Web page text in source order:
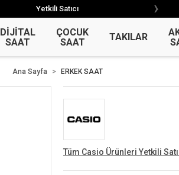
Yetkili Satıcı ›
DİJİTAL
SAAT
ÇOCUK
SAAT
TAKILAR
Garantili Ürün ›
Ana Sayfa ERKEK SAAT
Tüm Casio Ürünleri Yetkili